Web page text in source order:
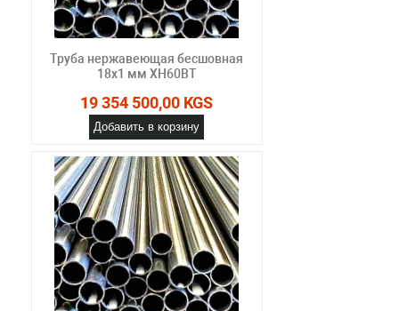
Труба нержавеющая бесшовная
18х1 мм ХН60ВТ
19 354 500,00 KGS
Добавить в корзину